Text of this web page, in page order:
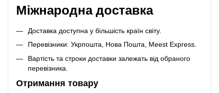
Міжнародна доставка
Доставка доступна у більшість країн світу.
Перевізники: Укрпошта, Нова Пошта, Meest Express.
Вартість та строки доставки залежать від обраного
перевізника.
Отримання товару